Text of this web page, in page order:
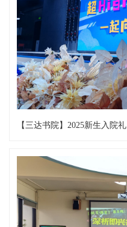
【三达书院】2025新生入院礼